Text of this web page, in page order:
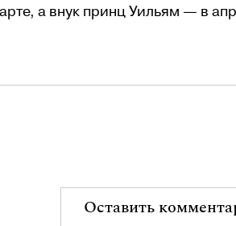
а внук принц Уильям — в
Оставить